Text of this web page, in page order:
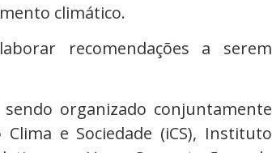
climático.
recomendações a serem
organizado conjuntamente
e Sociedade (iCS), Instituto